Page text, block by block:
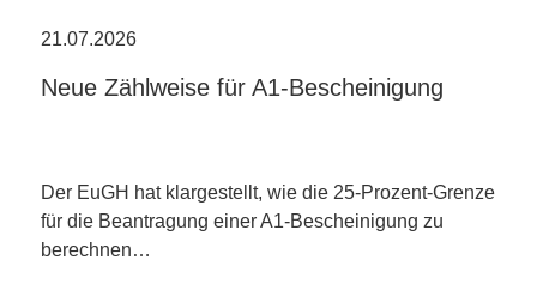
21.07.2026
Neue Zählweise für A1-Bescheinigung
Der EuGH hat klargestellt, wie die 25-Prozent-Grenze
für die Beantragung einer A1-Bescheinigung zu
berechnen…